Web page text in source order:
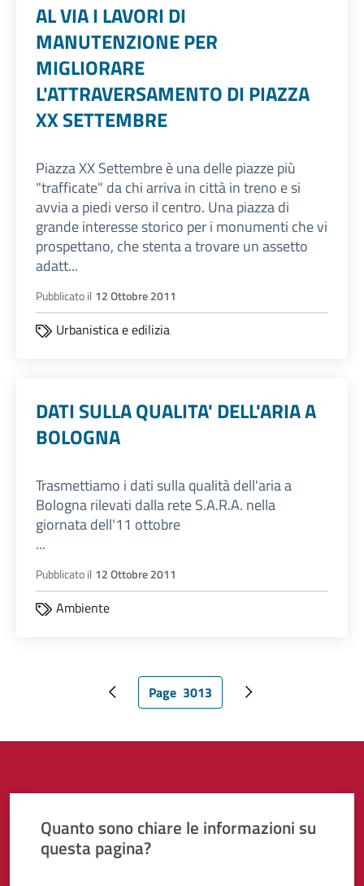
AL VIA I LAVORI DI
MANUTENZIONE PER
MIGLIORARE
L'ATTRAVERSAMENTO DI PIAZZA
XX SETTEMBRE
Piazza XX Settembre è una delle piazze più
"trafficate" da chi arriva in città in treno e si
avvia a piedi verso il centro. Una piazza di
grande interesse storico per i monumenti che vi
prospettano, che stenta a trovare un assetto
adatt...
Pubblicato il 12 Ottobre 2011
Urbanistica e edilizia
DATI SULLA QUALITA' DELL'ARIA A
BOLOGNA
Trasmettiamo i dati sulla qualità dell'aria a
Bologna rilevati dalla rete S.A.R.A. nella
giornata dell'11 ottobre
...
Pubblicato il 12 Ottobre 2011
Ambiente
Pagina precedentePagina attuale
Page 3013 Pagina successiva
Quanto sono chiare le informazioni su
questa pagina?